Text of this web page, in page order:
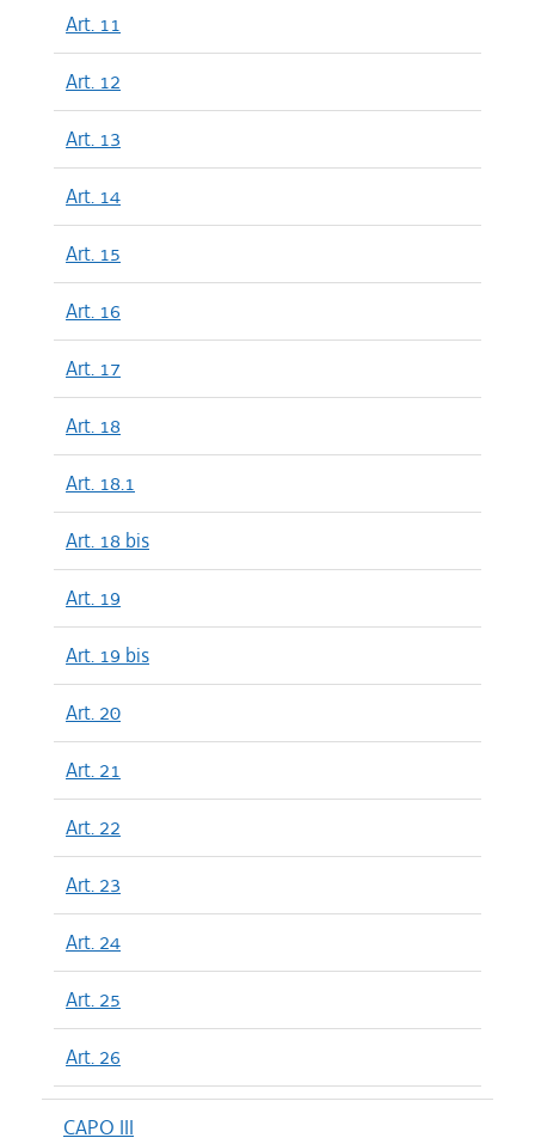
Art. 11
Art. 12
Art. 13
Art. 14
Art. 15
Art. 16
Art. 17
Art. 18
Art. 18.1
Art. 18 bis
Art. 19
Art. 19 bis
Art. 20
Art. 21
Art. 22
Art. 23
Art. 24
Art. 25
Art. 26
CAPO III